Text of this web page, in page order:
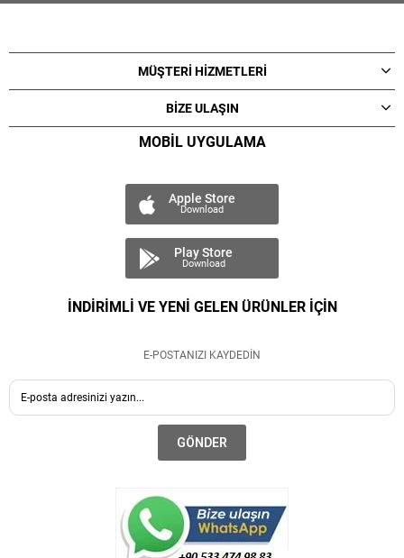
MÜŞTERİ HİZMETLERİ
BİZE ULAŞIN
MOBİL UYGULAMA
Apple Store
Download
Play Store
Download
İNDİRİMLİ VE YENİ GELEN ÜRÜNLER İÇİN
E-POSTANIZI KAYDEDİN
GÖNDER